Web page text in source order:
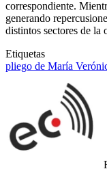
correspondiente.
generando
distintos sectores de la
Etiquetas
pliego de María